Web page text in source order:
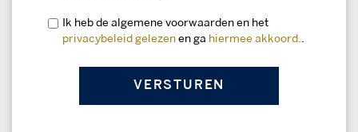
Ik heb de algemene voorwaarden en het
privacybeleid gelezen en ga hiermee akkoord.